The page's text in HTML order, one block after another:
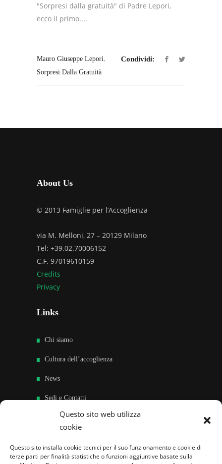
Questo sito web utilizza
cookie
Questo sito installa cookie tecnici per il suo funzionamento e cookie di
terze parti per finalità statistiche o funzioni aggiuntive basate sulla
"Sorpresi dalla gratuità" di Padre Lepori,
ecco il primo....
Mauro Giuseppe Lepori,
Sorpresi Dalla Gratuità
Condividi:
About Us
© 2013 Famiglie per l’Accoglienza
via M. Melloni, 27 – 20129 Milano
Tel: +39.02.70006152
C.F. 97019610159
Credits
Privacy
Links
Chi siamo
Cultura dell’accoglienza
News
Sedi e Contatti
Sostieni